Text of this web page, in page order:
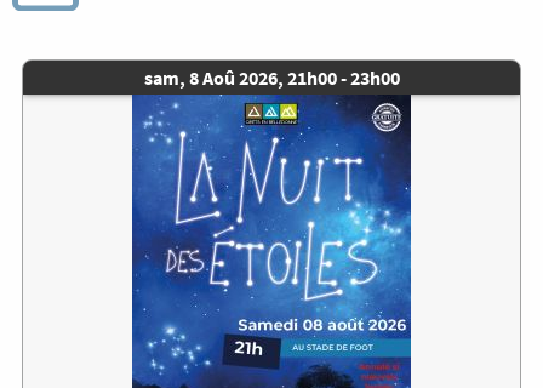
de
sam, 8 Aoû 2026, 21h00-23h00
Image